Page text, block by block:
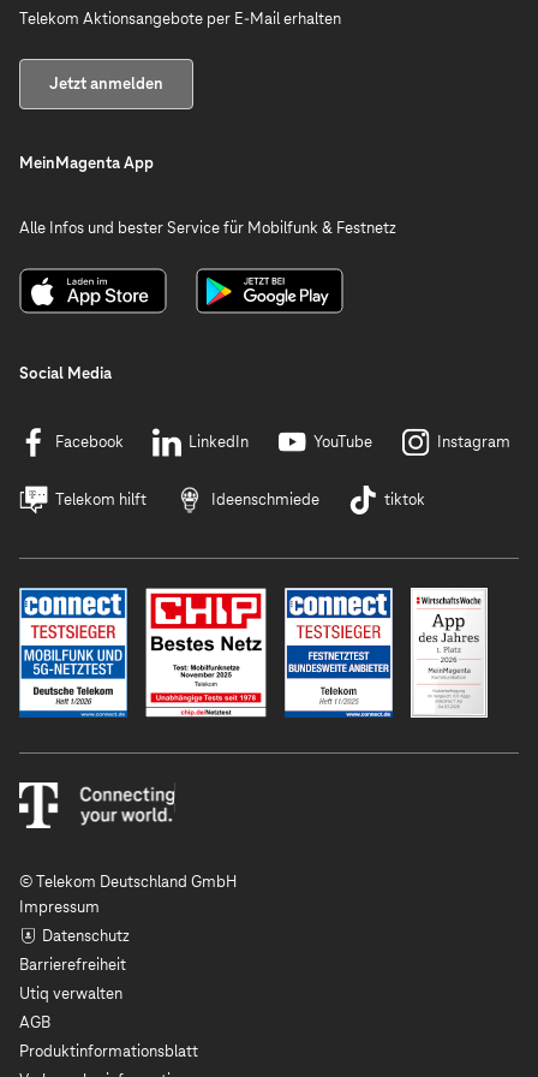
Telekom Aktionsangebote per E-Mail erhalten
Jetzt anmelden
MeinMagenta App
Alle Infos und bester Service für Mobilfunk & Festnetz
Social Media
Facebook LinkedIn YouTube Instagram
Telekom hilft Ideenschmiede tiktok
© Telekom Deutschland GmbH
Impressum
Datenschutz
Barrierefreiheit
Utiq verwalten
AGB
Produktinformationsblatt